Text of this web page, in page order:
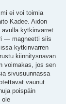
ei voi toimia
Kadee. Aidon
avulla kytkinvarret
— magneetti siis
kytkinvarren
kiinnitysnavan
voimakas, jos sen
sivusuunnassa
vaunut
poispäin
ole